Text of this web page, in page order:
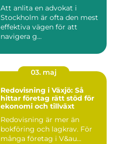
Att anlita en advokat i
Stockholm är ofta den mest
effektiva vägen för att
navigera g...
03. maj
Redovisning i Växjö: Så
hittar företag rätt stöd för
ekonomi och tillväxt
Redovisning är mer än
bokföring och lagkrav. För
många företag i V&au...